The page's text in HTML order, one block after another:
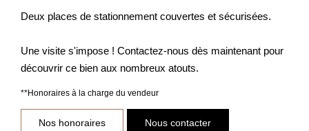
Deux places de stationnement couvertes et sécurisées.
Une visite s'impose ! Contactez-nous dès maintenant pour
découvrir ce bien aux nombreux atouts.
**Honoraires à la charge du vendeur
Nos honoraires Nous contacter